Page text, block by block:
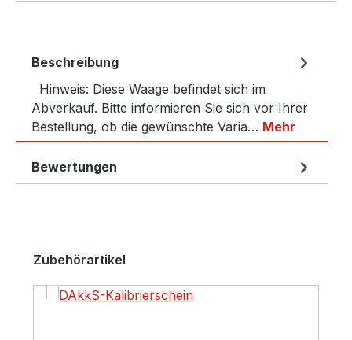
Beschreibung
Hinweis: Diese Waage befindet sich im
Abverkauf. Bitte informieren Sie sich vor Ihrer
Bestellung, ob die gewünschte Varia… Mehr
Bewertungen
Produktgalerie überspringen
Zubehörartikel